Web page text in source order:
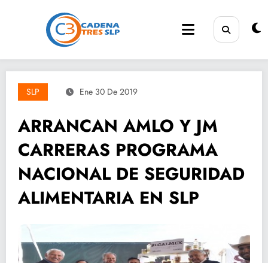
SLP Ene 30 De 2019
ARRANCAN AMLO Y JM
CARRERAS PROGRAMA
NACIONAL DE SEGURIDAD
ALIMENTARIA EN SLP